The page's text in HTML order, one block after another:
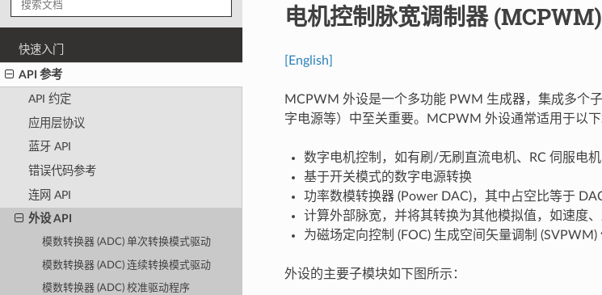
快速入门
API 参考
API 约定
应用层协议
蓝牙 API
错误代码参考
连网 API
外设 API
模数转换器 (ADC) 单次转换模式驱动
模数转换器 (ADC) 连续转换模式驱动
模数转换器 (ADC) 校准驱动程序
电机控制脉宽调制器 (MCPWM)
[English]
MCPWM 外设是一个多功能 PWM 生成器，集成多个
字电源等）中至关重要。MCPWM 外设通常适用于以下
数字电机控制，如有刷/无刷直流电机、RC 伺服电机
基于开关模式的数字电源转换
功率数模转换器 (Power DAC)，其中占空比等于
计算外部脉宽，并将其转换为其他模拟值，如速度
为磁场定向控制 (FOC) 生成空间矢量调制 (SVPWM)
外设的主要子模块如下图所示：